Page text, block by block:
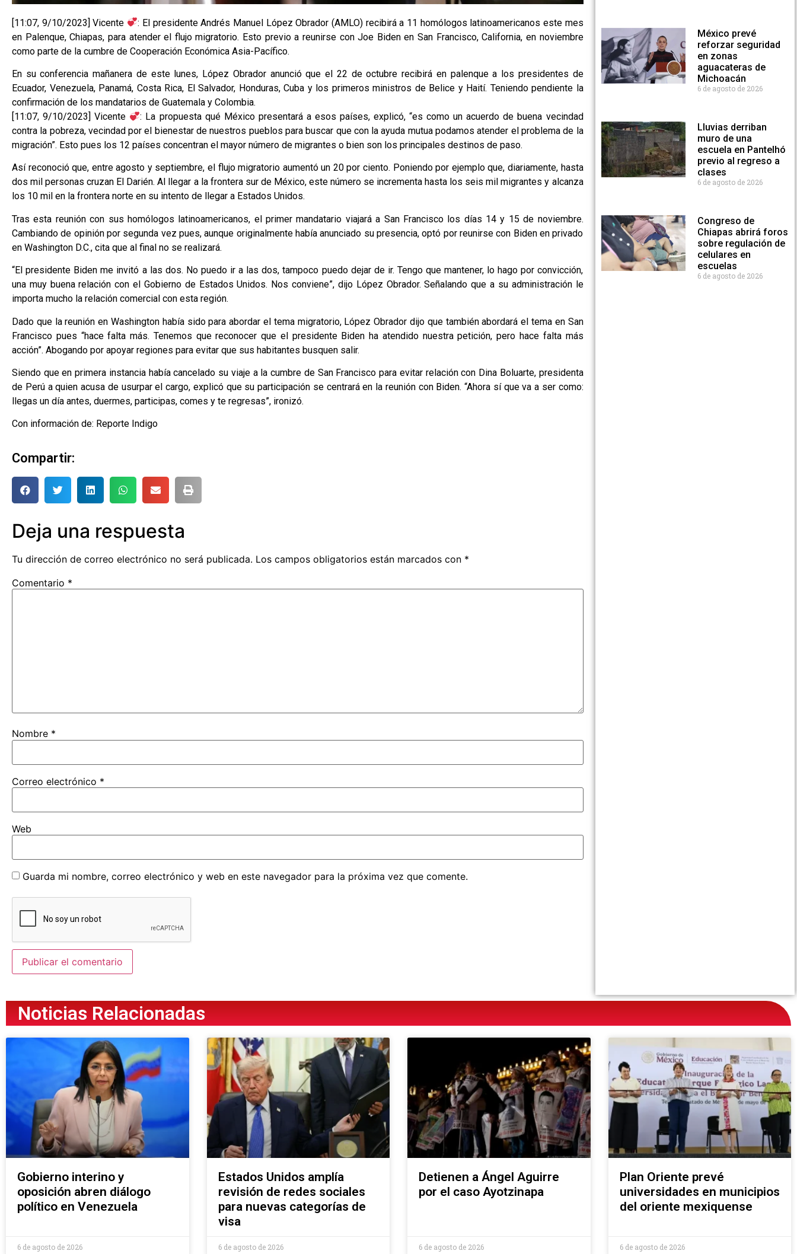
[11:07, 9/10/2023] Vicente
: El presidente Andrés Manuel López Obrador (AMLO) recibirá a 11 homólogos latinoamericanos este mes
en Palenque, Chiapas, para atender el flujo migratorio. Esto previo a reunirse con Joe Biden en San Francisco, California, en noviembre
como parte de la cumbre de Cooperación Económica Asia-Pacífico.
En su conferencia mañanera de este lunes, López Obrador anunció que el 22 de octubre recibirá en palenque a los presidentes de
Ecuador, Venezuela, Panamá, Costa Rica, El Salvador, Honduras, Cuba y los primeros ministros de Belice y Haití. Teniendo pendiente la
confirmación de los mandatarios de Guatemala y Colombia.
[11:07, 9/10/2023] Vicente
: La propuesta qué México presentará a esos países, explicó, “es como un acuerdo de buena vecindad
contra la pobreza, vecindad por el bienestar de nuestros pueblos para buscar que con la ayuda mutua podamos atender el problema de la
migración”. Esto pues los 12 países concentran el mayor número de migrantes o bien son los principales destinos de paso.
Así reconoció que, entre agosto y septiembre, el flujo migratorio aumentó un 20 por ciento. Poniendo por ejemplo que, diariamente, hasta
dos mil personas cruzan El Darién. Al llegar a la frontera sur de México, este número se incrementa hasta los seis mil migrantes y alcanza
los 10 mil en la frontera norte en su intento de llegar a Estados Unidos.
Tras esta reunión con sus homólogos latinoamericanos, el primer mandatario viajará a San Francisco los días 14 y 15 de noviembre.
Cambiando de opinión por segunda vez pues, aunque originalmente había anunciado su presencia, optó por reunirse con Biden en privado
en Washington D.C., cita que al final no se realizará.
“El presidente Biden me invitó a las dos. No puedo ir a las dos, tampoco puedo dejar de ir. Tengo que mantener, lo hago por convicción,
una muy buena relación con el Gobierno de Estados Unidos. Nos conviene”, dijo López Obrador. Señalando que a su administración le
importa mucho la relación comercial con esta región.
Dado que la reunión en Washington había sido para abordar el tema migratorio, López Obrador dijo que también abordará el tema en San
Francisco pues “hace falta más. Tenemos que reconocer que el presidente Biden ha atendido nuestra petición, pero hace falta más
acción”. Abogando por apoyar regiones para evitar que sus habitantes busquen salir.
Siendo que en primera instancia había cancelado su viaje a la cumbre de San Francisco para evitar relación con Dina Boluarte, presidenta
de Perú a quien acusa de usurpar el cargo, explicó que su participación se centrará en la reunión con Biden. “Ahora sí que va a ser como:
llegas un día antes, duermes, participas, comes y te regresas”, ironizó.
Con información de: Reporte Indigo
Compartir:
Deja una respuesta
Tu dirección de correo electrónico no será publicada. Los campos obligatorios están marcados con *
Comentario *
Nombre *
Correo electrónico *
Web
Guarda mi nombre, correo electrónico y web en este navegador para la próxima vez que comente.
México prevé
reforzar seguridad
en zonas
aguacateras de
Michoacán
6 de agosto de 2026
Lluvias derriban
muro de una
escuela en Pantelhó
previo al regreso a
clases
6 de agosto de 2026
Congreso de
Chiapas abrirá foros
sobre regulación de
celulares en
escuelas
6 de agosto de 2026
Noticias Relacionadas
Gobierno interino y
oposición abren diálogo
político en Venezuela
6 de agosto de 2026
Estados Unidos amplía
revisión de redes sociales
para nuevas categorías de
visa
6 de agosto de 2026
Detienen a Ángel Aguirre
por el caso Ayotzinapa
6 de agosto de 2026
Plan Oriente prevé
universidades en municipios
del oriente mexiquense
6 de agosto de 2026